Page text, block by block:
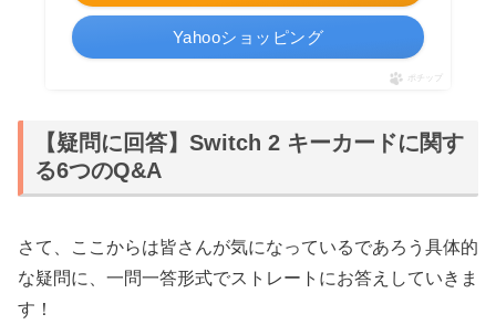
Yahooショッピング
ポチップ
【疑問に回答】Switch 2 キーカードに関す
る6つのQ&A
さて、ここからは皆さんが気になっているであろう具体的
な疑問に、一問一答形式でストレートにお答えしていきま
す！